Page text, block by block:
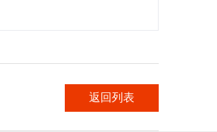
返回列表